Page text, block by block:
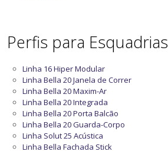
Perfis para Esquadrias
Linha 16 Hiper Modular
Linha Bella 20 Janela de Correr
Linha Bella 20 Maxim-Ar
Linha Bella 20 Integrada
Linha Bella 20 Porta Balcão
Linha Bella 20 Guarda-Corpo
Linha Solut 25 Acústica
Linha Bella Fachada Stick